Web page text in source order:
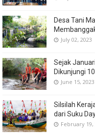
Desa Tani
July 02, 2023
Sejak
Dikunjungi
June 15, 2023
Silsilah
dari Suku
February 19,